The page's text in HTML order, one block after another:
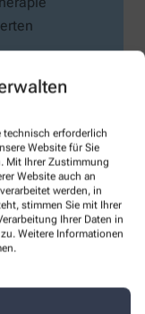
technisch erforderlich
Website für Sie
Mit Ihrer Zustimmung
Website auch an
werden, in
stimmen Sie mit Ihrer
Ihrer Daten in
Weitere Informationen